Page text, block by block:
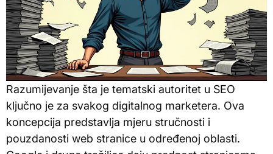
Razumijevanje šta je tematski autoritet u SEO
ključno je za svakog digitalnog marketera. Ova
koncepcija predstavlja mjeru stručnosti i
pouzdanosti web stranice u određenoj oblasti.